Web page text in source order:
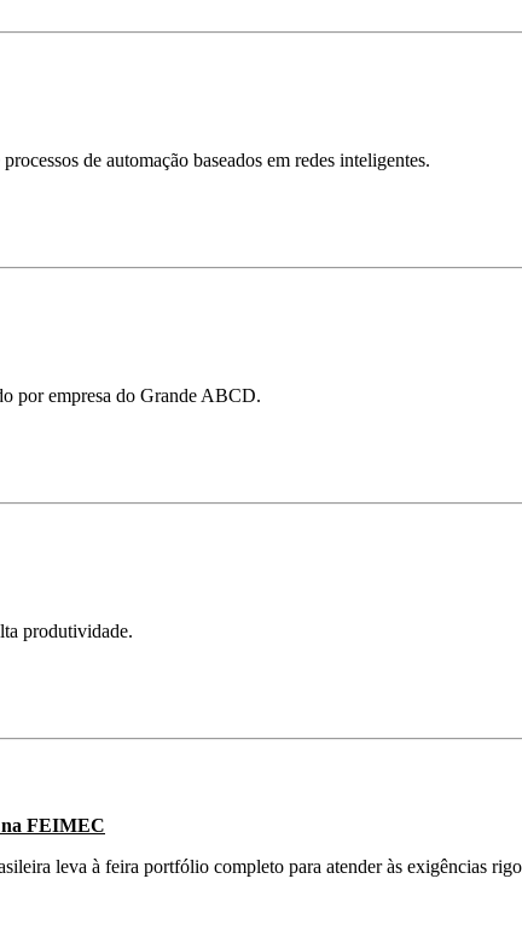
de automação baseados em redes inteligentes.
por empresa do Grande ABCD.
produtividade.
na FEIMEC
leva à feira portfólio completo para atender às exigências